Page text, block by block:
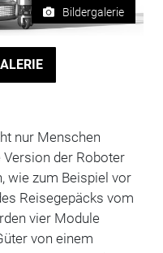
Bildergalerie
nur Menschen
der Roboter
wie zum Beispiel vor
Reisegepäcks vom
vier Module
von einem